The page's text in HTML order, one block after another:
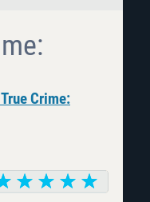
Crime: